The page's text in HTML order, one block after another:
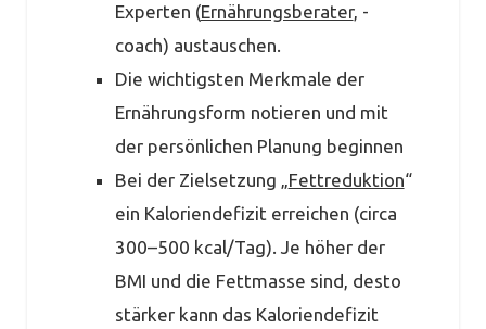
Experten (Ernährungsberater, -
coach) austauschen.
Die wichtigsten Merkmale der
Ernährungsform notieren und mit
der persönlichen Planung beginnen
Bei der Zielsetzung „Fettreduktion“
ein Kaloriendefizit erreichen (circa
300–500 kcal/Tag). Je höher der
BMI und die Fettmasse sind, desto
stärker kann das Kaloriendefizit